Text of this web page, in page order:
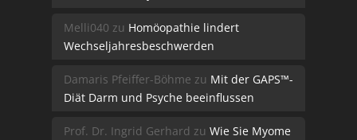
Melli040 zu Homöopathie lindert
Wechseljahresbeschwerden
Damaris Pfeiffer-Böhme zu Mit der GAPS™-
Diät Darm und Psyche beeinflussen
Prof. Dr. Ingrid Gerhard zu Wie Sie Myome